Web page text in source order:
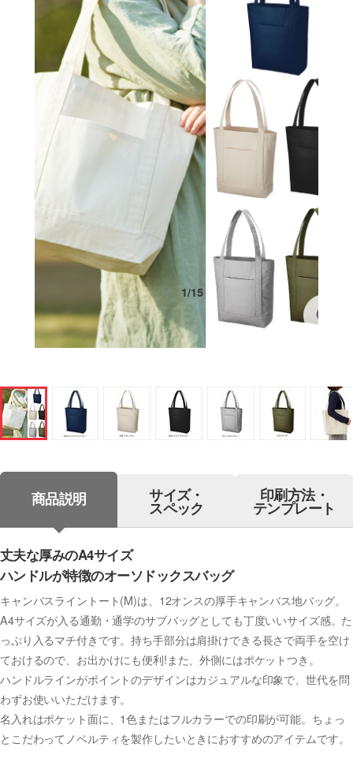
1/15
商品説明 サイズ・
スペック
印刷方法・
テンプレート
丈夫な厚みのA4サイズ
ハンドルが特徴のオーソドックスバッグ
キャンバスライントート(M)は、12オンスの厚手キャンバス地バッグ。
A4サイズが入る通勤・通学のサブバッグとしても丁度いいサイズ感。た
っぷり入るマチ付きです。持ち手部分は肩掛けできる長さで両手を空け
ておけるので、お出かけにも便利!また、外側にはポケットつき。
ハンドルラインがポイントのデザインはカジュアルな印象で、世代を問
わずお使いいただけます。
名入れはポケット面に、1色またはフルカラーでの印刷が可能。ちょっ
とこだわってノベルティを製作したいときにおすすめのアイテムです。